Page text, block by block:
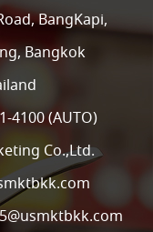
BangKapi,
Bangkok
4100 (AUTO)
Co.,Ltd.